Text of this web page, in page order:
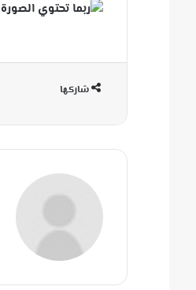
شاركها